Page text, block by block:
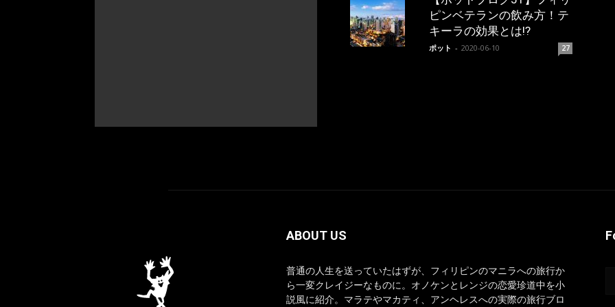
ピンベテランの飲み方！テ
キーラの効果とは!?
ポット - 2020-06-10 27
ABOUT US
普通の人生を送っていたはずが、フィリピンのマニラへの旅行か
ら一変クレイジーなものに。オノケンとレンジの恋愛珍道中を小
説風に紹介。マラテやマカティ、アンヘレスへの実際の旅行ブロ